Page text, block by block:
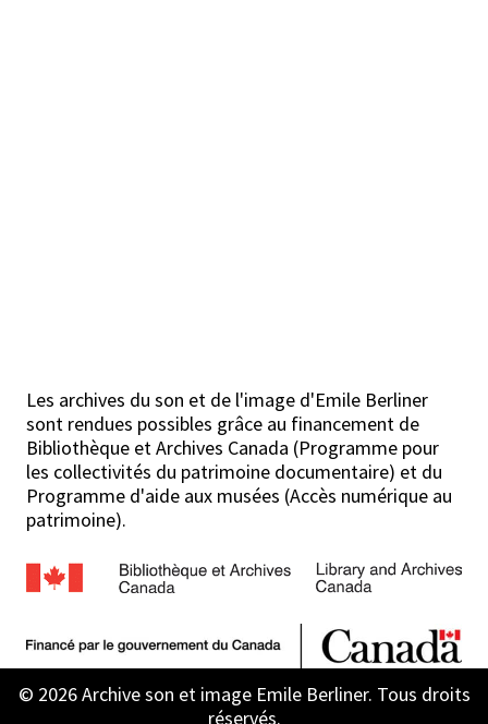
Les archives du son et de l'image d'Emile Berliner
sont rendues possibles grâce au financement de
Bibliothèque et Archives Canada (Programme pour
les collectivités du patrimoine documentaire) et du
Programme d'aide aux musées (Accès numérique au
patrimoine).
© 2026 Archive son et image Emile Berliner. Tous droits
réservés.